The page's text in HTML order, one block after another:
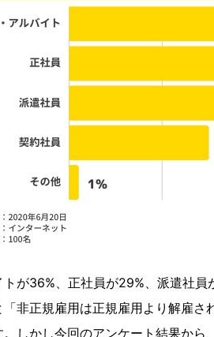
が36%、正社員が29%、派遣社員
非正規雇用は正規雇用より解雇
しかし今回のアンケート結果か